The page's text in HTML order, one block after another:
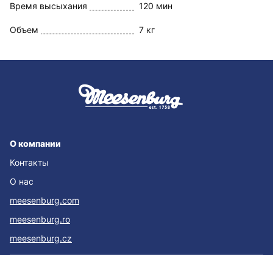
Время высыхания 120 мин
Объем 7 кг
О компании
Контакты
О нас
meesenburg.com
meesenburg.ro
meesenburg.cz